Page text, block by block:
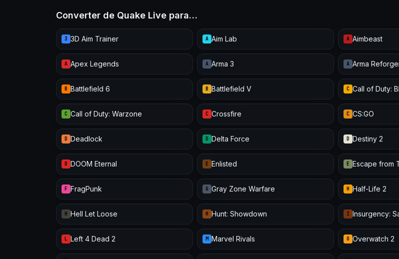
Converter de Quake Live para…
3 3D Aim Trainer A Aim Lab A Aimbeast
A Apex Legends A Arma 3 A Arma
B Battlefield 6 B Battlefield V C Call of Duty:
C Call of Duty: Warzone C Crossfire C CS:GO
D Deadlock D Delta Force D Destiny 2
D DOOM Eternal E Enlisted E Escape from
F FragPunk G Gray Zone Warfare H Half-Life 2
H Hell Let Loose H Hunt: Showdown I Insurgency:
L Left 4 Dead 2 M Marvel Rivals O Overwatch 2